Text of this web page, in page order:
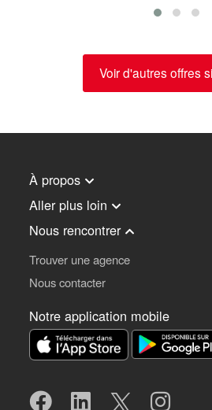
Voir d'autres offres
À propos
Aller plus loin
Nous rencontrer
Trouver une agence
Nous contacter
Notre application mobile